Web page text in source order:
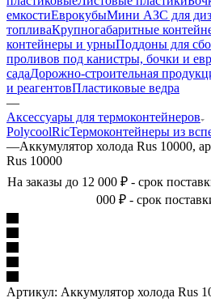
емкостиЕврокубыМини АЗС для
топливаКрупногабаритные
контейнеры и урныПоддоны для
проливов под канистры, бочки и
садаДорожно-строительная
и реагентовПластиковые ведра
—
Аксессуары для термоконтейнеров
PolycoolRicТермоконтейнеры из
—Аккумулятор холода Rus 10000,
Rus 10000
На заказы до 12 000 ₽ - срок
000 ₽ - срок
Артикул: Аккумулятор холода Rus